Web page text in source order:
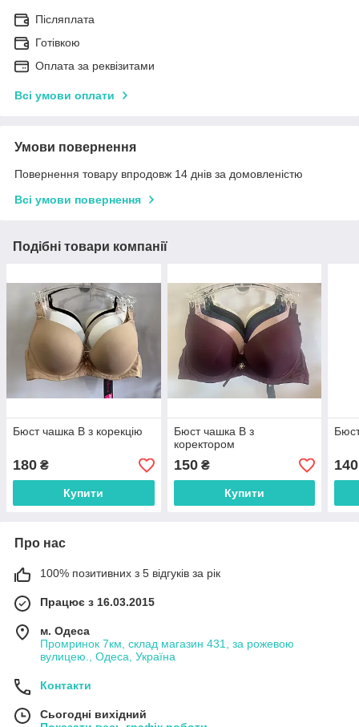
Післяплата
Готівкою
Оплата за реквізитами
Всі умови оплати
Умови повернення
Повернення товару впродовж 14 днів за домовленістю
Всі умови повернення
Подібні товари компанії
Бюст чашка В з корекцію
180 ₴
Купити
Бюст чашка В з
коректором
150₴
Купити
140
Про нас
100% позитивних з 5 відгуків за рік
Працює з 16.03.2015
м. Одеса
Промринок 7км, склад магазин 431, за рожевою
вулицею., Одеса, Україна
Контакти
Сьогодні вихідний